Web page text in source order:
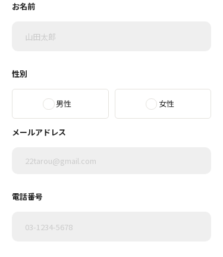
お名前
性別
男性 女性
メールアドレス
電話番号